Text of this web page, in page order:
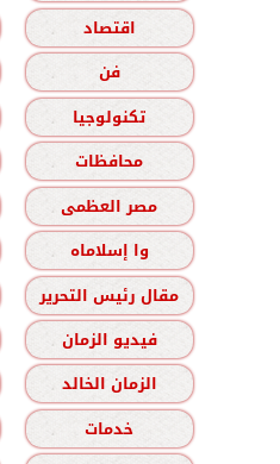
اقتصاد
فن
تكنولوجيا
محافظات
مصر العظمى
وا إسلاماه
مقال رئيس التحرير
فيديو الزمان
الزمان الخالد
خدمات